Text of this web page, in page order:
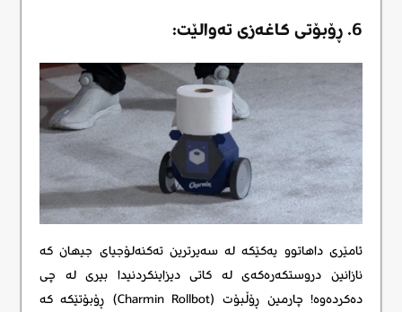
6. ڕۆبۆتی کاغەزی تەوالێت:
ئامێری داهاتوو یەکێکە لە سەیرترین تەکنەلۆجیای جیهان کە
نازانین دروستکەرەکەی لە کاتی دیزاینکردنیدا بیری لە چی
دەکردەوە! چارمین ڕۆڵبۆت (Charmin Rollbot) ڕۆبۆتێکە کە